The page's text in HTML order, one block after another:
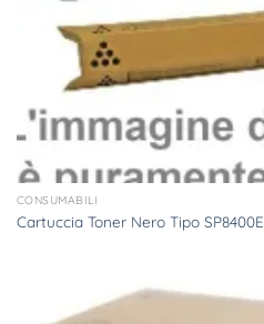
CONSUMABILI
Cartuccia Toner Nero Tipo SP8400E